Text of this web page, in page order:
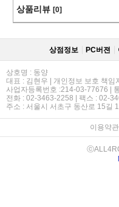
상품리뷰 [0]
상점정보 PC버젼
상호명 : 동양
대표 : 김현우 | 개인정보 보호 책임
사업자등록번호 :214-03-77676 |
전화 : 02-3463-2258 | 팩스 : 02-
주소 : 서울시 서초구 동산로 15길
이용약관